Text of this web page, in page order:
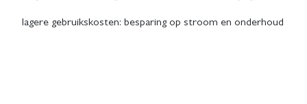
lagere gebruikskosten: besparing op stroom en onderhoud